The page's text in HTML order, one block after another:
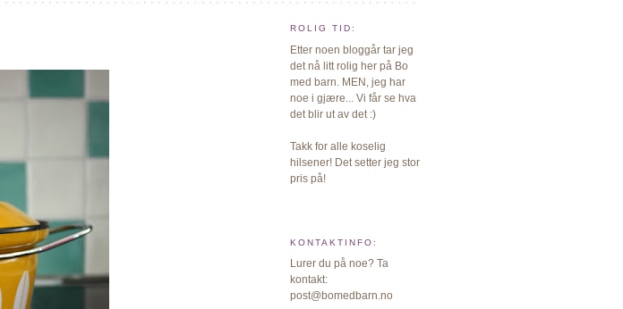
ROLIG TID:
Etter noen bloggår tar jeg
det nå litt rolig her på Bo
med barn. MEN, jeg har
noe i gjære... Vi får se hva
det blir ut av det :)
Takk for alle koselig
hilsener! Det setter jeg stor
pris på!
KONTAKTINFO:
Lurer du på noe? Ta
kontakt:
post@bomedbarn.no